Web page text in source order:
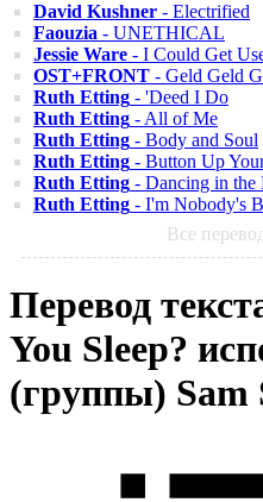
David Kushner - Electrified
Faouzia - UNETHICAL
Jessie Ware - I Could Get
OST+FRONT - Geld Geld
Ruth Etting - 'Deed I Do
Ruth Etting - All of Me
Ruth Etting - Body and Soul
Ruth Etting - Button Up
Ruth Etting - Dancing in the
Ruth Etting - I'm Nobody's
Все
Перевод
You Sleep?
(группы) Sam